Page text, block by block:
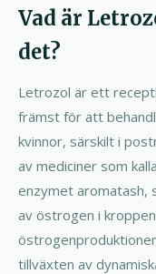
Vad är
det?
Letrozol är ett
främst för att
kvinnor, särskilt i
av mediciner som
enzymet aromatash,
av östrogen i
tillväxten av